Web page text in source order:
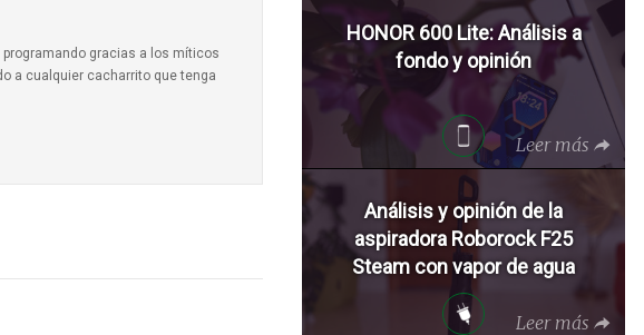
gracias a los míticos
a cualquier cacharrito que tenga
HONOR 600 Lite: Análisis a
fondo y opinión
Leer más
Análisis y opinión de la
aspiradora Roborock F25
Steam con vapor de agua
Leer más